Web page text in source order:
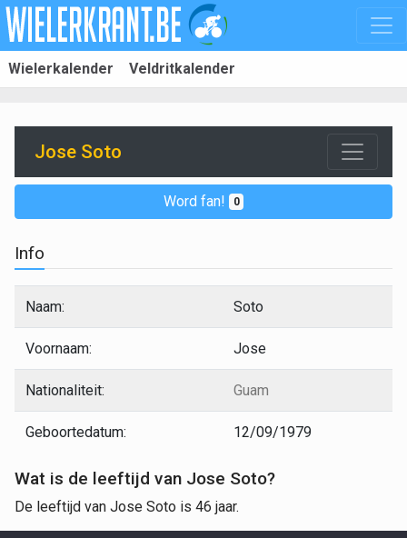
Wielerkalender Veldritkalender
Jose Soto
Word fan! 0
Info
Naam: Soto
Voornaam: Jose
Nationaliteit: Guam
Geboortedatum: 12/09/1979
Wat is de leeftijd van Jose Soto?
De leeftijd van Jose Soto is 46 jaar.